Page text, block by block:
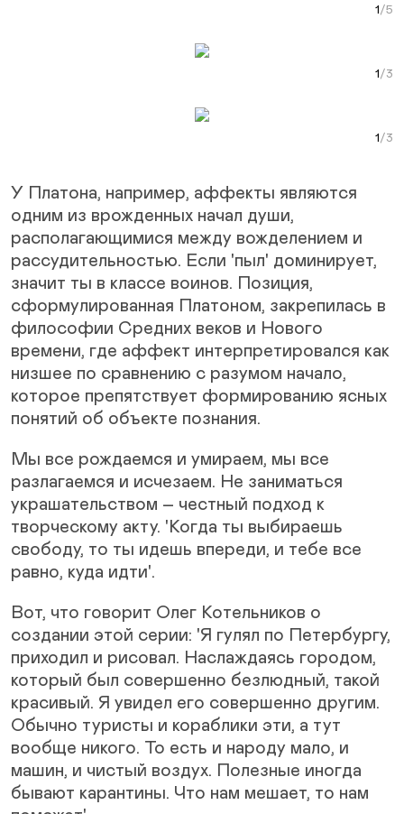
У Платона, например, аффекты являются
одним из врожденных начал души,
располагающимися между вожделением и
рассудительностью. Если 'пыл' доминирует,
значит ты в классе воинов. Позиция,
сформулированная Платоном, закрепилась в
философии Средних веков и Нового
времени, где аффект интерпретировался как
низшее по сравнению с разумом начало,
которое препятствует формированию ясных
понятий об объекте познания.
Мы все рождаемся и умираем, мы все
разлагаемся и исчезаем. Не заниматься
украшательством – честный подход к
творческому акту. 'Когда ты выбираешь
свободу, то ты идешь впереди, и тебе все
равно, куда идти'.
Вот, что говорит Олег Котельников о
создании этой серии: 'Я гулял по Петербургу,
приходил и рисовал. Наслаждаясь городом,
который был совершенно безлюдный, такой
красивый. Я увидел его совершенно другим.
Обычно туристы и кораблики эти, а тут
вообще никого. То есть и народу мало, и
машин, и чистый воздух. Полезные иногда
бывают карантины. Что нам мешает, то нам